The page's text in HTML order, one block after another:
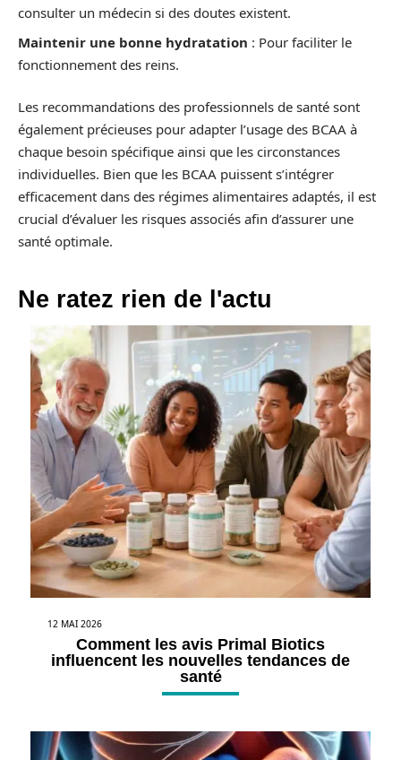
consulter un médecin si des doutes existent.
Maintenir une bonne hydratation : Pour faciliter le
fonctionnement des reins.
Les recommandations des professionnels de santé sont
également précieuses pour adapter l’usage des BCAA à
chaque besoin spécifique ainsi que les circonstances
individuelles. Bien que les BCAA puissent s’intégrer
efficacement dans des régimes alimentaires adaptés, il est
crucial d’évaluer les risques associés afin d’assurer une
santé optimale.
Ne ratez rien de l'actu
12 MAI 2026
Comment les avis Primal Biotics
influencent les nouvelles tendances de
santé